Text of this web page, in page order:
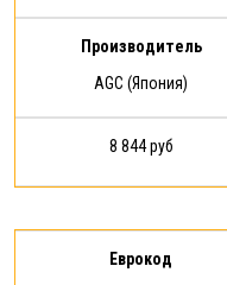
Производитель
AGC (Япония)
8 844 руб
Еврокод